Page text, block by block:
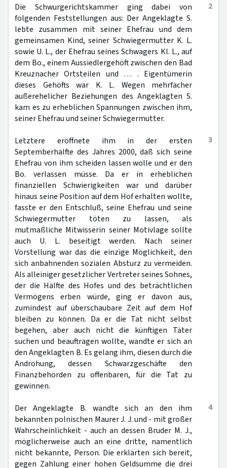
2
Die Schwurgerichtskammer ging dabei von
folgenden Feststellungen aus: Der Angeklagte S.
lebte zusammen mit seiner Ehefrau und dem
gemeinsamen Kind, seiner Schwiegermutter K. L.
sowie U. L., der Ehefrau seines Schwagers Kl. L., auf
dem Bo., einem Aussiedlergehöft zwischen den Bad
Kreuznacher Ortsteilen und … . Eigentümerin
dieses Gehöfts war K. L. Wegen mehrfacher
außerehelicher Beziehungen des Angeklagten S.
kam es zu erheblichen Spannungen zwischen ihm,
seiner Ehefrau und seiner Schwiegermutter.
3
Letztere eröffnete ihm in der ersten
Septemberhälfte des Jahres 2000, daß sich seine
Ehefrau von ihm scheiden lassen wolle und er den
Bo. verlassen müsse. Da er in erheblichen
finanziellen Schwierigkeiten war und darüber
hinaus seine Position auf dem Hof erhalten wollte,
fasste er den Entschluß, seine Ehefrau und seine
Schwiegermutter töten zu lassen, als
mutmaßliche Mitwisserin seiner Motivlage sollte
auch U. L. beseitigt werden. Nach seiner
Vorstellung war das die einzige Möglichkeit, den
sich anbahnenden sozialen Absturz zu vermeiden.
Als alleiniger gesetzlicher Vertreter seines Sohnes,
der die Hälfte des Hofes und des beträchtlichen
Vermögens erben würde, ging er davon aus,
zumindest auf überschaubare Zeit auf dem Hof
bleiben zu können. Da er die Tat nicht selbst
begehen, aber auch nicht die künftigen Täter
suchen und beauftragen wollte, wandte er sich an
den Angeklagten B. Es gelang ihm, diesen durch die
Androhung, dessen Schwarzgeschäfte den
Finanzbehörden zu offenbaren, für die Tat zu
gewinnen.
4
Der Angeklagte B. wandte sich an den ihm
bekannten polnischen Maurer J. J. und - mit großer
Wahrscheinlichkeit - auch an dessen Bruder M. J.,
möglicherweise auch an eine dritte, namentlich
nicht bekannte, Person. Die erklärten sich bereit,
gegen Zahlung einer hohen Geldsumme die drei